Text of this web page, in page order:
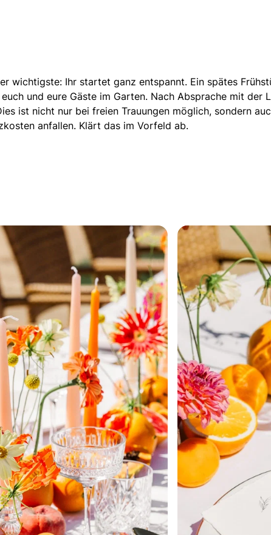
wichtigste: Ihr startet ganz entspannt. Ein spätes
und eure Gäste im Garten. Nach Absprache mit der
ist nicht nur bei freien Trauungen möglich, sondern
anfallen. Klärt das im Vorfeld ab.